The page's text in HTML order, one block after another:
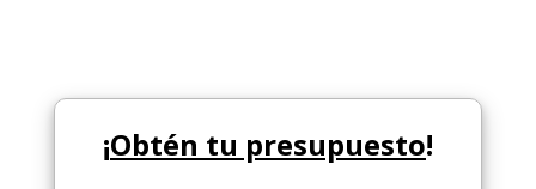
¡Obtén tu presupuesto!